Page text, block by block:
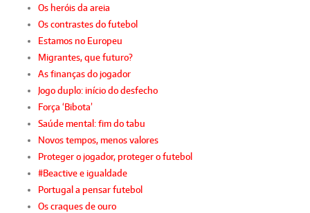
Os heróis da areia
Os contrastes do futebol
Estamos no Europeu
Migrantes, que futuro?
As finanças do jogador
Jogo duplo: início do desfecho
Força ‘Bibota’
Saúde mental: fim do tabu
Novos tempos, menos valores
Proteger o jogador, proteger o futebol
#Beactive e igualdade
Portugal a pensar futebol
Os craques de ouro